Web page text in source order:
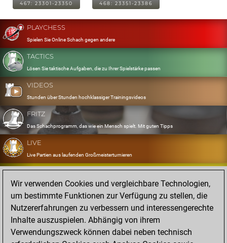
467: 23301-23350 468: 23351-23386
PLAYCHESS
Spielen Sie Online Schach gegen andere
TACTICS
Lösen Sie taktische Aufgaben, die zu Ihrer Spielstärke passen
VIDEOS
Stunden über Stunden hochklassiger Trainingsvideos
FRITZ
Das Schachprogramm, das wie ein Mensch spielt. Mit guten Tipps
LIVE
Live Partien aus laufenden Großmeisterturnieren
OPENINGS
Erfassen und Üben Sie Ihr Eröffnungsrepertoire
DATABASE
Acht Millionen starke Partien
MYGAMES
Speichern und analysieren Sie eigene Partien in der Cloud
Wir verwenden Cookies und vergleichbare Technologien,
um bestimmte Funktionen zur Verfügung zu stellen, die
Nutzererfahrungen zu verbessern und interessengerechte
Inhalte auszuspielen. Abhängig von ihrem
Verwendungszweck können dabei neben technisch